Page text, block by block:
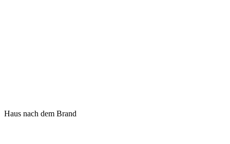
Haus nach dem Brand